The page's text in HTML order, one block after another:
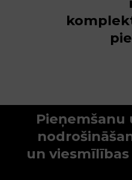
Pieņemšanu
un